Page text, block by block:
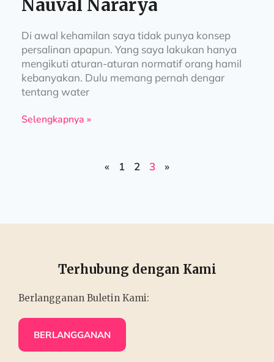
Nauval Nararya
Di awal kehamilan saya tidak punya konsep
persalinan apapun. Yang saya lakukan hanya
mengikuti aturan-aturan normatif orang hamil
kebanyakan. Dulu memang pernah dengar
tentang water
Selengkapnya »
« 1 2 3 »
Terhubung dengan Kami
Berlangganan Buletin Kami:
BERLANGGANAN